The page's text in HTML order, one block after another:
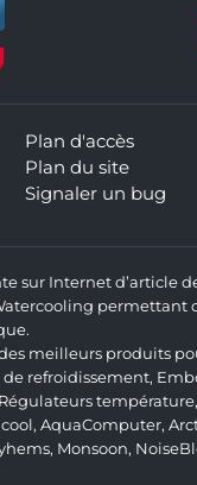
Plan d'accès
Plan du site
Signaler un bug
sur Internet d’article
permettant
meilleurs produits
refroidissement,
Régulateurs température,
, AquaComputer,
, Monsoon,